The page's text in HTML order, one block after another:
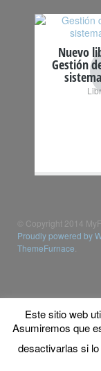
Nuevo
Gestión
© Copyright 2014
Proudly powered by
ThemeFurnace
Este sitio web
Asumiremos que
desactivarlas si